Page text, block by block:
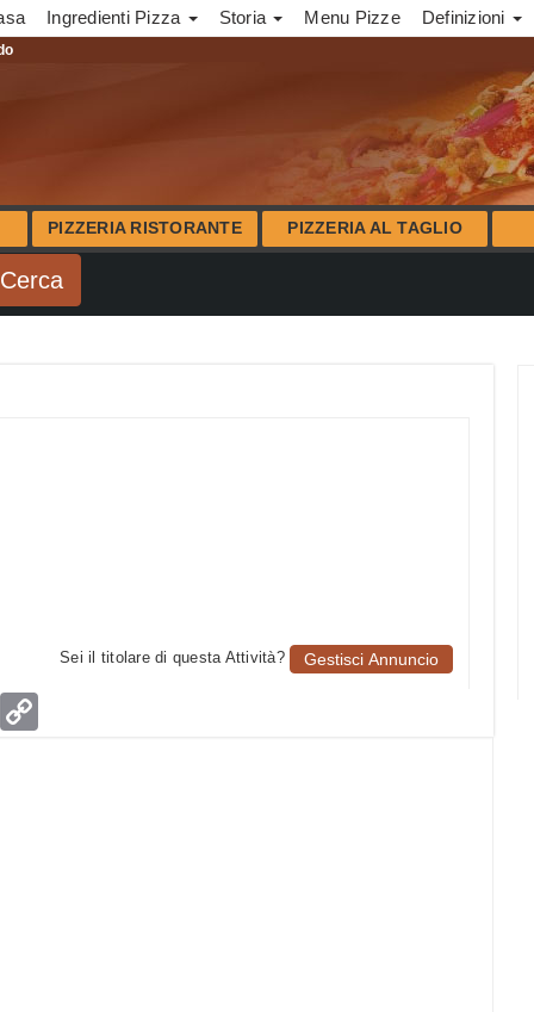
Ingredienti Pizza Storia Menu Pizze Definizioni
PIZZERIA RISTORANTE PIZZERIA AL TAGLIO
Sei il titolare di questa Attività? Gestisci Annuncio
Email